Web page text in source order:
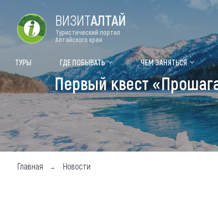
Туры Где
ВИЗИТАЛТАЙ
Туристический портал
Алтайского края
ТУРЫ ГДЕ ПОБЫВАТЬ ЧЕМ ЗАНЯТЬСЯ
Первый квест
Главная Новости